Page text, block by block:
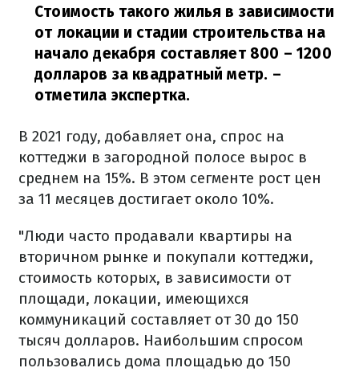
Стоимость такого жилья в зависимости
от локации и стадии строительства на
начало декабря составляет 800 – 1200
долларов за квадратный метр. –
отметила экспертка.
В 2021 году, добавляет она, спрос на
коттеджи в загородной полосе вырос в
среднем на 15%. В этом сегменте рост цен
за 11 месяцев достигает около 10%.
"Люди часто продавали квартиры на
вторичном рынке и покупали коттеджи,
стоимость которых, в зависимости от
площади, локации, имеющихся
коммуникаций составляет от 30 до 150
тысяч долларов. Наибольшим спросом
пользовались дома площадью до 150